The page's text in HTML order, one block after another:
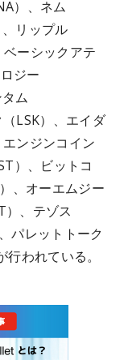
）、ネム
リップル
ベーシックアテ
ジー
ム
LSK）、エイダ
ンジンコイン
）、ビットコ
、オーエムジー
）、テゾス
パレットトーク
われている。